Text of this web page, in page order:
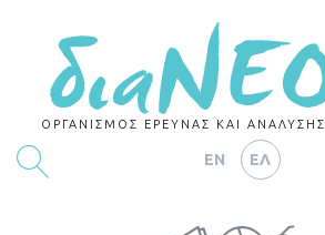
ΟΡΓΑΝΙΣΜΟΣ ΕΡΕΥΝΑΣ ΚΑΙ ΑΝΑΛΥΣΗΣ
EN ΕΛ